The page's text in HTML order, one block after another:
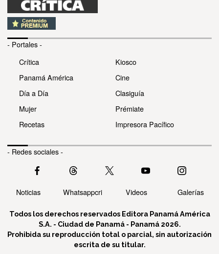
- Portales -
Crítica
Panamá América
Día a Día
Mujer
Recetas
Kiosco
Cine
Clasiguía
Prémiate
Impresora Pacífico
- Redes sociales -
Noticias Whatsappcri Videos Galerías
Todos los derechos reservados Editora Panamá América
S.A. - Ciudad de Panamá - Panamá 2026.
Prohibida su reproducción total o parcial, sin autorización
escrita de su titular.